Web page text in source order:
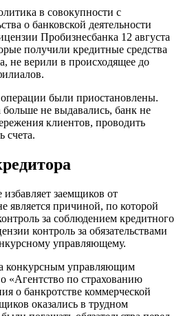
в совокупности с
о банковской деятельности
Пробизнесбанка 12 августа
получили кредитные средства
не верили в происходящее до
операции были приостановлены.
не выдавались, банк не
клиентов, проводить
счета.
избавляет заемщиков от
является причиной, по которой
за соблюдением кредитного
контроль за обязательствами
управляющему.
конкурсным управляющим
«Агентство по страхованию
о банкротстве коммерческой
оказались в трудном